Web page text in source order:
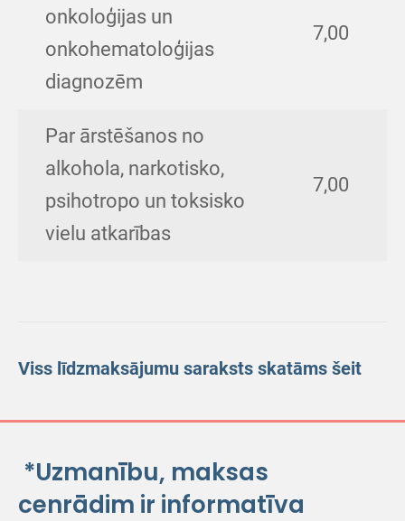
onkoloģijas un
onkohematoloģijas
diagnozēm
7,00
Par ārstēšanos no
alkohola, narkotisko,
psihotropo un toksisko
vielu atkarības
7,00
Viss līdzmaksājumu saraksts skatāms šeit
*Uzmanību, maksas
cenrādim ir informatīva